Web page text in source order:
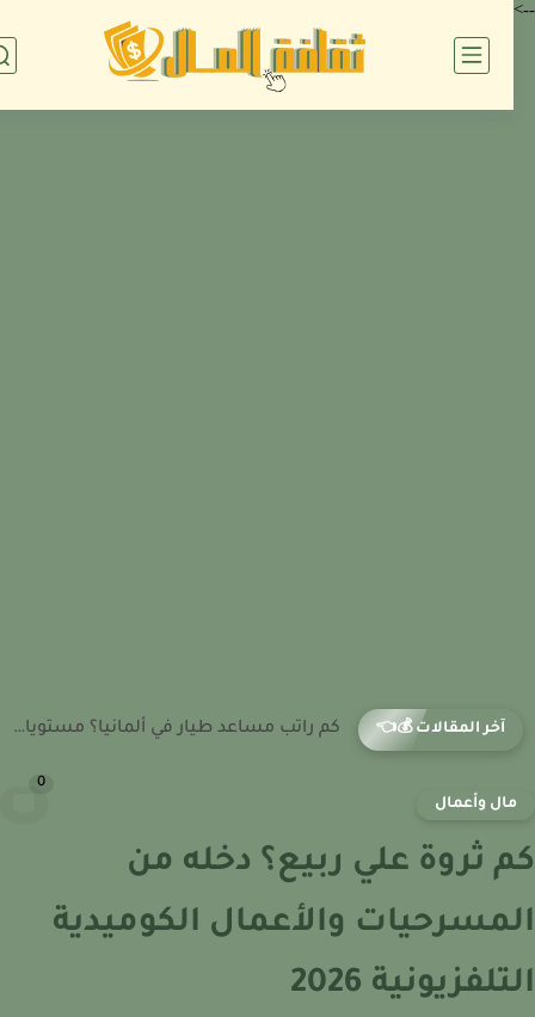
آخر المقالات 💰👈 كم راتب مساعد طيار في ألمانيا؟ مستويات الدخل في شركات...
وأعمال
ثروة علي ربيع؟ دخله من
والأعمال الكوميدية
2026